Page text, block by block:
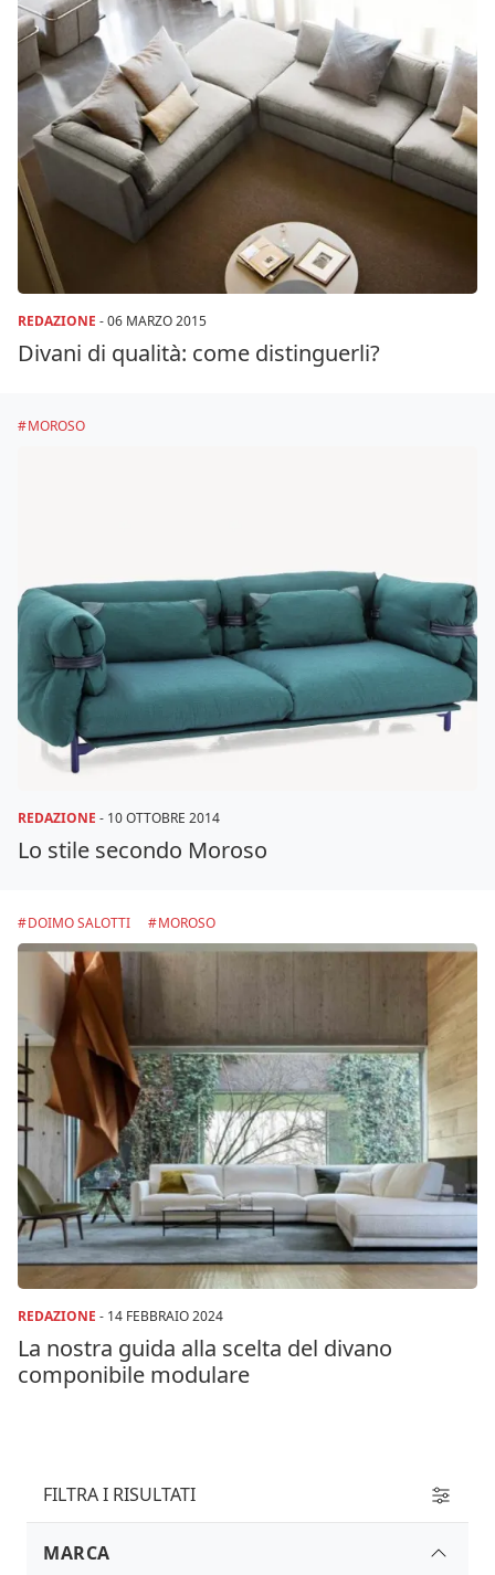
REDAZIONE -06 MARZO 2015
Divani di qualità: come distinguerli?
MOROSO
REDAZIONE - 10 OTTOBRE 2014
Lo stile secondo Moroso
DOIMO SALOTTI MOROSO
REDAZIONE - 14 FEBBRAIO 2024
La nostra guida alla scelta del divano
componibile modulare
FILTRA I RISULTATI
MARCA